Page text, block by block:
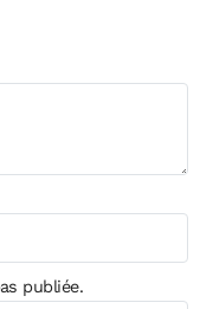
publiée.